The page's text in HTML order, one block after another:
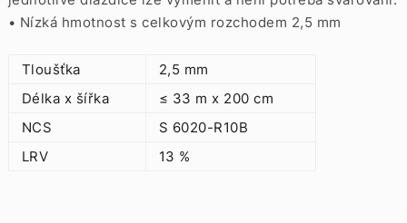
• Nízká hmotnost s celkovým rozchodem 2,5 mm
Tloušťka
2,5 mm
Délka x šířka
≤ 33 m x 200 cm
NCS
S 6020-R10B
LRV
13 %